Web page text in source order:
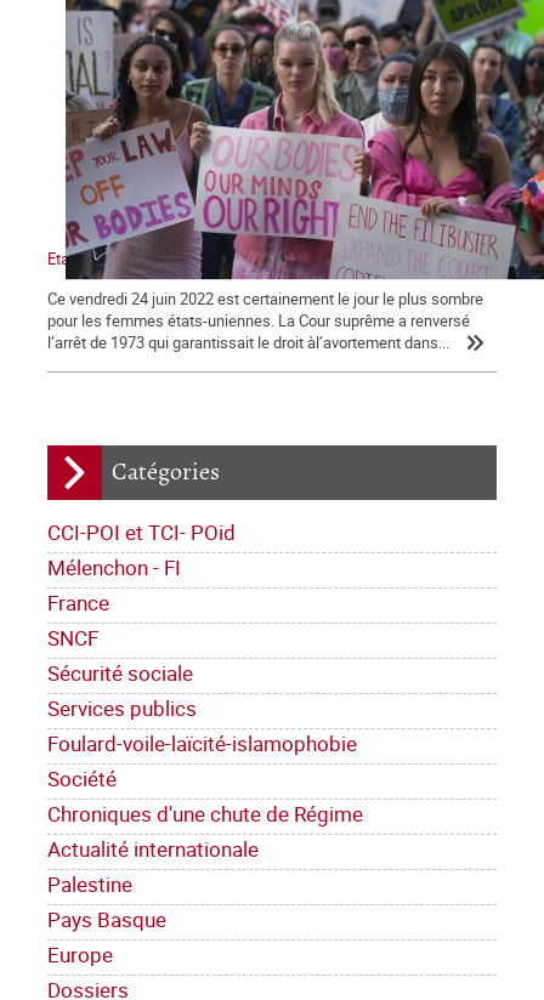
Catégories
CCI-POI et TCI- POid
Mélenchon - FI
France
SNCF
Sécurité sociale
Services publics
Foulard-voile-laïcité-islamophobie
Société
Chroniques d'une chute de Régime
Actualité internationale
Palestine
Pays Basque
Europe
Dossiers
Etats-Unis : victoire de l’obscurantisme.
Ce vendredi 24 juin 2022 est certainement le jour le plus sombre
pour les femmes états-uniennes. La Cour suprême a renversé
l’arrêt de 1973 qui garantissait le droit àl’avortement dans...